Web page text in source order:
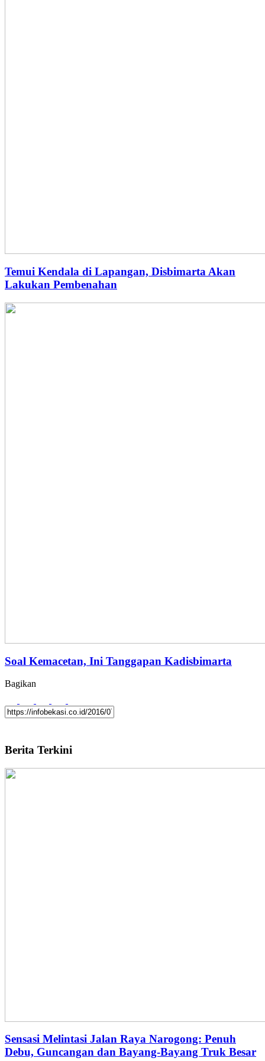
Temui Kendala di Lapangan, Disbimarta Akan
Lakukan Pembenahan
Soal Kemacetan, Ini Tanggapan Kadisbimarta
Bagikan
Berita Terkini
Sensasi Melintasi Jalan Raya Narogong: Penuh
Debu, Guncangan dan Bayang-Bayang Truk Besar